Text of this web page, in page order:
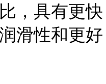
，具有更快
滑性和更好